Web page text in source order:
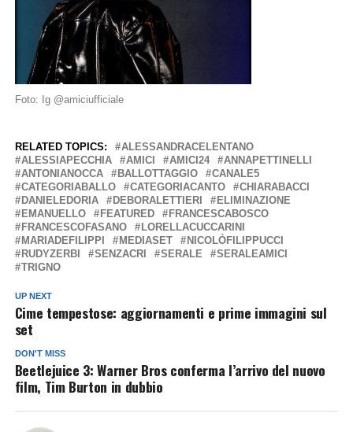
Foto: Ig @amiciufficiale
RELATED TOPICS:
ALESSANDRACELENTANO
ALESSIAPECCHIA
AMICI AMICI24
ANNAPETTINELLI
ANTONIANOCCA
BALLOTTAGGIO
CANALE5
CATEGORIABALLO
CATEGORIACANTO
CHIARABACCI
DANIELEDORIA
DEBORALETTIERI
ELIMINAZIONE
EMANUELLO
FEATURED
FRANCESCABOSCO
FRANCESCOFASANO
LORELLACUCCARINI
MARIADEFILIPPI
MEDIASET
NICOLÒFILIPPUCCI
RUDYZERBI
SENZACRI SERALE
SERALEAMICI
TRIGNO
UP NEXT
Cime tempestose: aggiornamenti e prime immagini sul
set
DON'T MISS
Beetlejuice 3: Warner Bros conferma l’arrivo del nuovo
film, Tim Burton in dubbio